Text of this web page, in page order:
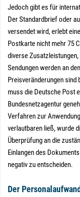
Jedoch gibt es für
Der Standardbrief oder
versendet wird, erlebt
Postkarte nicht mehr 75
diverse
Sendungen werden an
Preisveränderungen
muss die Deutsche Post
Bundesnetzagentur
Verfahren zur
verlautbaren ließ, wurde
Überprüfung an die
Einlangen des
negativ zu entscheiden.
Der